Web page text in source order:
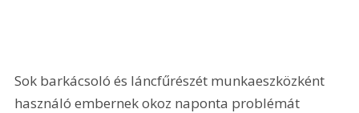
Sok barkácsoló és láncfűrészét munkaeszközként
használó embernek okoz naponta problémát